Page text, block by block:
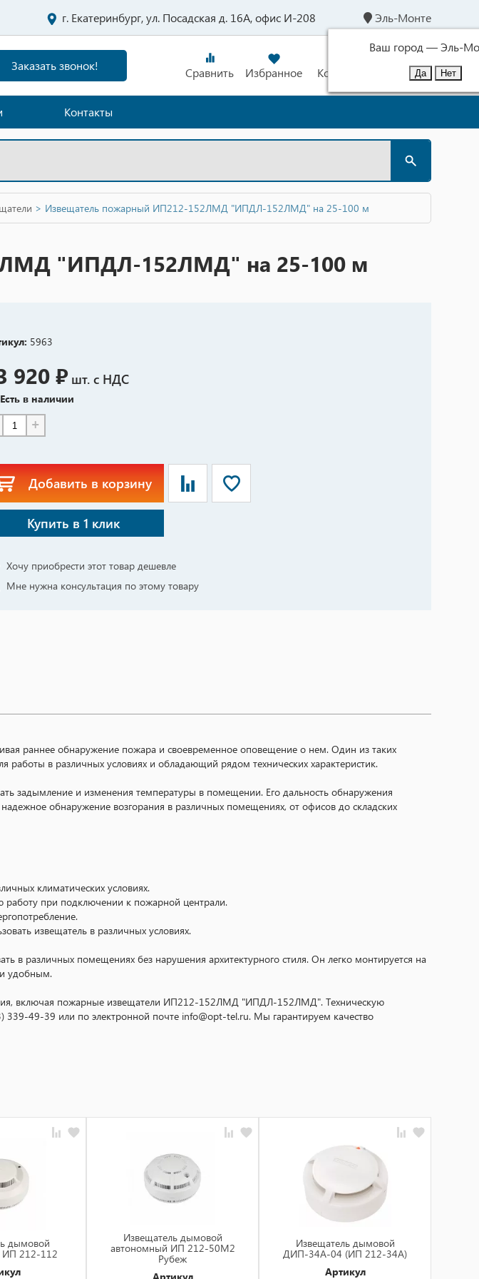
г. Екатеринбург, ул. Посадская д. 16А, офис И-208
Эль-Монте
Ваш город —Эль-
Заказать звонок! Сравнить Избранное Корзина Войти
Контакты
> Извещатель пожарный ИП212-152ЛМД "ИПДЛ-152ЛМД" на 25-100 м
"ИПДЛ-152ЛМД" на 25-100 м
5963
920 ₽ шт. с НДС
Есть в наличии
+
Добавить в корзину
Купить в 1 клик
Хочу приобрести этот товар дешевле
Мне нужна консультация по этому товару
раннее обнаружение пожара и своевременное оповещение о нем. Один из таких
в различных условиях и обладающий рядом технических характеристик.
задымление и изменения температуры в помещении. Его дальность обнаружения
обнаружение возгорания в различных помещениях, от офисов до складских
климатических условиях.
работу при подключении к пожарной централи.
извещатель в различных условиях.
в различных помещениях без нарушения архитектурного стиля. Он легко монтируется на
удобным.
включая пожарные извещатели ИП212-152ЛМД "ИПДЛ-152ЛМД". Техническую
49-39 или по электронной почте info@opt-tel.ru. Мы гарантируем качество
дымовой
ИП 212-112
Извещатель дымовой
автономный ИП 212-50М2
Рубеж
Извещатель дымовой
ДИП-34А-04 (ИП 212-34А)
Артикул